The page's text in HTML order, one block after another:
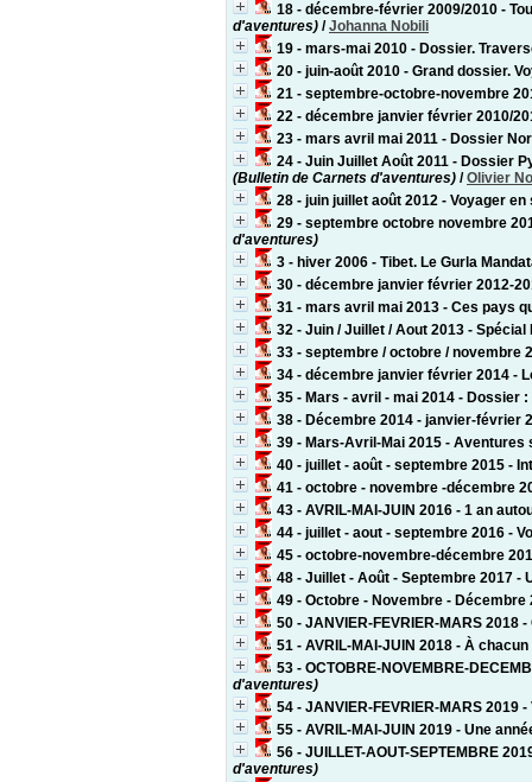
18 - décembre-février 2009/2010 -
d'aventures) /Johanna Nobili
19 - mars-mai 2010 - Dossier.
20 - juin-août 2010 - Grand dossier.
21 - septembre-octobre-novembre
22 - décembre janvier février 2010/
23 - mars avril mai 2011 - Dossier
24 - Juin Juillet Août 2011 - Dossier
(Bulletin de Carnets d'aventures) /Olivier
28 - juin juillet août 2012 - Voyager
29 - septembre octobre novembre
d'aventures)
3 - hiver 2006 - Tibet. Le Gurla
30 - décembre janvier février 2012-
31 - mars avril mai 2013 - Ces pays
32 - Juin / Juillet / Aout 2013 - Spécial
33 - septembre / octobre / novembre
34 - décembre janvier février 2014 -
35 - Mars - avril - mai 2014 - Dossier
38 - Décembre 2014 - janvier-février
39 - Mars-Avril-Mai 2015 - Aventures
40 - juillet - août - septembre 2015 -
41 - octobre - novembre -décembre
43 - AVRIL-MAI-JUIN 2016 - 1 an
44 - juillet - aout - septembre 2016 -
45 - octobre-novembre-décembre
48 - Juillet - Août - Septembre 2017 -
49 - Octobre - Novembre - Décembre
50 - JANVIER-FEVRIER-MARS
51 - AVRIL-MAI-JUIN 2018 - À
53 - OCTOBRE-NOVEMBRE-
d'aventures)
54 - JANVIER-FEVRIER-MARS 2019
55 - AVRIL-MAI-JUIN 2019 - Une
56 - JUILLET-AOUT-SEPTEMBRE
d'aventures)